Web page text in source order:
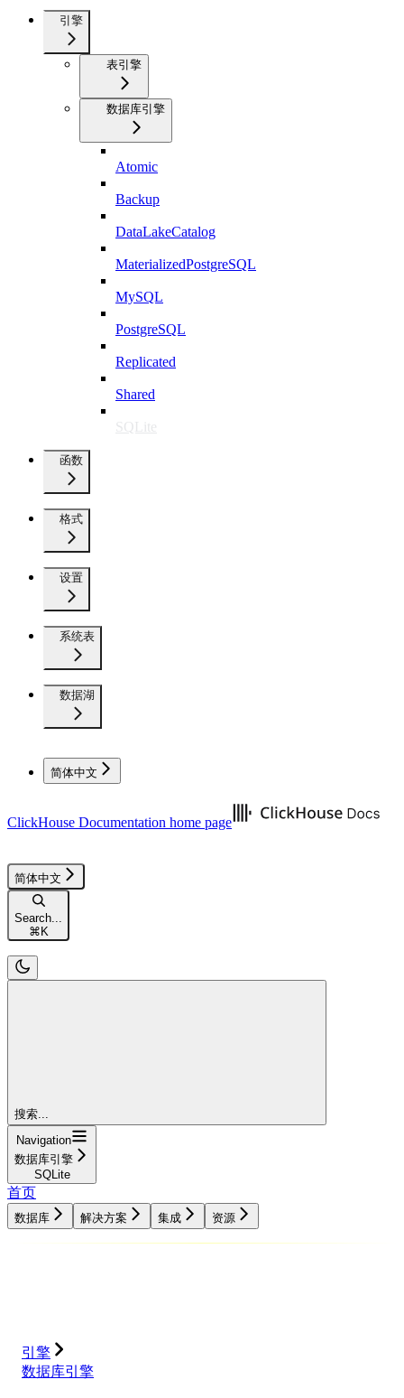
引擎
表引擎
数据库引擎
Atomic
Backup
DataLakeCatalog
MaterializedPostgreSQL
MySQL
PostgreSQL
Replicated
Shared
SQLite
函数
格式
设置
系统表
数据湖
简体中文
ClickHouse Documentation home page
简体中文
Search...
⌘K
搜索...
Navigation
数据库引擎
SQLite
首页
数据库 解决方案 集成 资源
引擎
数据库引擎